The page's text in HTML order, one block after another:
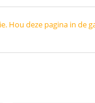
Hou deze pagina in